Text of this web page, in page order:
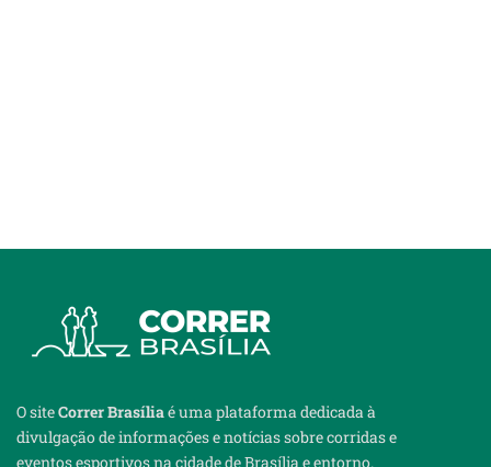
O siteCorrer Brasíliaé uma plataforma dedicada à
divulgação de informações e notícias sobre corridas e
eventos esportivos na cidade de Brasília e entorno.